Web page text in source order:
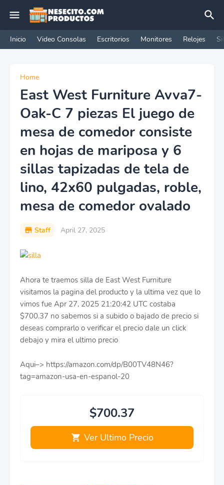
Inicio Video Consolas Escritorios Monitores Relojes
Home
East West Furniture Avva7-
Oak-C 7 piezas El juego de
mesa de comedor consiste
en hojas de mariposa y 6
sillas tapizadas de tela de
lino, 42x60 pulgadas, roble,
mesa de comedor ovalado
Staff April 27, 2025
Ahora te traemos silla de East West Furniture
visitamos la pagina del producto y la ultima vez que lo
vimos fue Apr 27, 2025 21:20:42 UTC costaba
$700.37 no sabemos si a subido o bajado de precio si
deseas comprarlo o verificar el precio dale un click
debajo y mira el ultimo precio
Aqui–> https://amazon.com/dp/B00TV48N46?
tag=amazon-usa-en-espanol-20
$700.37
Ver Ultimo Precio